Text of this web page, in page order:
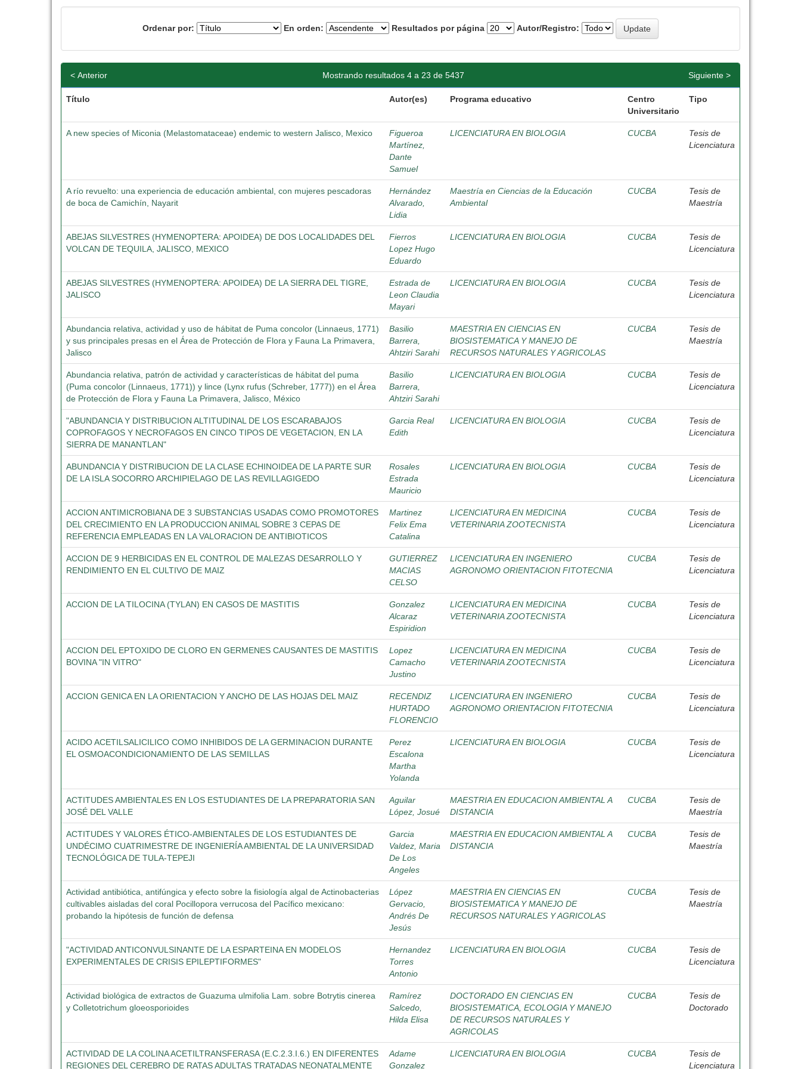
Ordenar por: En orden: Resultados por página Autor/Registro:
Mostrando resultados 4 a 23 de 5437
< Anterior Siguiente >
Título Autor(es) Programa educativo
Centro
Universitario
Tipo
A new species of Miconia (Melastomataceae) endemic to western Jalisco, Mexico
Figueroa
Martínez,
Dante
Samuel
LICENCIATURA EN BIOLOGIA CUCBA
Tesis de
Licenciatura
A río revuelto: una experiencia de educación ambiental, con mujeres pescadoras
de boca de Camichín, Nayarit
Hernández
Alvarado,
Lidia
Maestría en Ciencias de la Educación
Ambiental
CUCBA
Tesis de
Maestría
ABEJAS SILVESTRES (HYMENOPTERA: APOIDEA) DE DOS LOCALIDADES DEL
VOLCAN DE TEQUILA, JALISCO, MEXICO
Fierros
Lopez Hugo
Eduardo
LICENCIATURA EN BIOLOGIA CUCBA
Tesis de
Licenciatura
ABEJAS SILVESTRES (HYMENOPTERA: APOIDEA) DE LA SIERRA DEL TIGRE,
JALISCO
Estrada de
Leon Claudia
Mayari
LICENCIATURA EN BIOLOGIA CUCBA
Tesis de
Licenciatura
Abundancia relativa, actividad y uso de hábitat de Puma concolor (Linnaeus, 1771)
y sus principales presas en el Área de Protección de Flora y Fauna La Primavera,
Jalisco
Basilio
Barrera,
Ahtziri Sarahi
MAESTRIA EN CIENCIAS EN
BIOSISTEMATICA Y MANEJO DE
RECURSOS NATURALES Y AGRICOLAS
CUCBA
Tesis de
Maestría
Abundancia relativa, patrón de actividad y características de hábitat del puma
(Puma concolor (Linnaeus, 1771)) y lince (Lynx rufus (Schreber, 1777)) en el Área
de Protección de Flora y Fauna La Primavera, Jalisco, México
Basilio
Barrera,
Ahtziri Sarahi
LICENCIATURA EN BIOLOGIA CUCBA
Tesis de
Licenciatura
"ABUNDANCIA Y DISTRIBUCION ALTITUDINAL DE LOS ESCARABAJOS
COPROFAGOS Y NECROFAGOS EN CINCO TIPOS DE VEGETACION, EN LA
SIERRA DE MANANTLAN"
Garcia Real
Edith
LICENCIATURA EN BIOLOGIA CUCBA
Tesis de
Licenciatura
ABUNDANCIA Y DISTRIBUCION DE LA CLASE ECHINOIDEA DE LA PARTE SUR
DE LA ISLA SOCORRO ARCHIPIELAGO DE LAS REVILLAGIGEDO
Rosales
Estrada
Mauricio
LICENCIATURA EN BIOLOGIA CUCBA
Tesis de
Licenciatura
ACCION ANTIMICROBIANA DE 3 SUBSTANCIAS USADAS COMO PROMOTORES
DEL CRECIMIENTO EN LA PRODUCCION ANIMAL SOBRE 3 CEPAS DE
REFERENCIA EMPLEADAS EN LA VALORACION DE ANTIBIOTICOS
Martinez
Felix Ema
Catalina
LICENCIATURA EN MEDICINA
VETERINARIA ZOOTECNISTA
CUCBA
Tesis de
Licenciatura
ACCION DE 9 HERBICIDAS EN EL CONTROL DE MALEZAS DESARROLLO Y
RENDIMIENTO EN EL CULTIVO DE MAIZ
GUTIERREZ
MACIAS
CELSO
LICENCIATURA EN INGENIERO
AGRONOMO ORIENTACION FITOTECNIA
CUCBA
Tesis de
Licenciatura
ACCION DE LA TILOCINA (TYLAN) EN CASOS DE MASTITIS
Gonzalez
Alcaraz
Espiridion
LICENCIATURA EN MEDICINA
VETERINARIA ZOOTECNISTA
CUCBA
Tesis de
Licenciatura
ACCION DEL EPTOXIDO DE CLORO EN GERMENES CAUSANTES DE MASTITIS
BOVINA "IN VITRO"
Lopez
Camacho
Justino
LICENCIATURA EN MEDICINA
VETERINARIA ZOOTECNISTA
CUCBA
Tesis de
Licenciatura
ACCION GENICA EN LA ORIENTACION Y ANCHO DE LAS HOJAS DEL MAIZ
RECENDIZ
HURTADO
FLORENCIO
LICENCIATURA EN INGENIERO
AGRONOMO ORIENTACION FITOTECNIA
CUCBA
Tesis de
Licenciatura
ACIDO ACETILSALICILICO COMO INHIBIDOS DE LA GERMINACION DURANTE
EL OSMOACONDICIONAMIENTO DE LAS SEMILLAS
Perez
Escalona
Martha
Yolanda
LICENCIATURA EN BIOLOGIA CUCBA
Tesis de
Licenciatura
ACTITUDES AMBIENTALES EN LOS ESTUDIANTES DE LA PREPARATORIA SAN
JOSÉ DEL VALLE
Aguilar
López, Josué
MAESTRIA EN EDUCACION AMBIENTAL A
DISTANCIA
CUCBA
Tesis de
Maestría
ACTITUDES Y VALORES ÉTICO-AMBIENTALES DE LOS ESTUDIANTES DE
UNDÉCIMO CUATRIMESTRE DE INGENIERÍA AMBIENTAL DE LA UNIVERSIDAD
TECNOLÓGICA DE TULA-TEPEJI
Garcia
Valdez, Maria
De Los
Angeles
MAESTRIA EN EDUCACION AMBIENTAL A
DISTANCIA
CUCBA
Tesis de
Maestría
Actividad antibiótica, antifúngica y efecto sobre la fisiología algal de Actinobacterias
cultivables aisladas del coral Pocillopora verrucosa del Pacífico mexicano:
probando la hipótesis de función de defensa
López
Gervacio,
Andrés De
Jesús
MAESTRIA EN CIENCIAS EN
BIOSISTEMATICA Y MANEJO DE
RECURSOS NATURALES Y AGRICOLAS
CUCBA
Tesis de
Maestría
"ACTIVIDAD ANTICONVULSINANTE DE LA ESPARTEINA EN MODELOS
EXPERIMENTALES DE CRISIS EPILEPTIFORMES"
Hernandez
Torres
Antonio
LICENCIATURA EN BIOLOGIA CUCBA
Tesis de
Licenciatura
Actividad biológica de extractos de Guazuma ulmifolia Lam. sobre Botrytis cinerea
y Colletotrichum gloeosporioides
Ramírez
Salcedo,
Hilda Elisa
DOCTORADO EN CIENCIAS EN
BIOSISTEMATICA, ECOLOGIA Y MANEJO
DE RECURSOS NATURALES Y
AGRICOLAS
CUCBA
Tesis de
Doctorado
ACTIVIDAD DE LA COLINA ACETILTRANSFERASA (E.C.2.3.I.6.) EN DIFERENTES
REGIONES DEL CEREBRO DE RATAS ADULTAS TRATADAS NEONATALMENTE
Adame
Gonzalez
LICENCIATURA EN BIOLOGIA CUCBA
Tesis de
Licenciatura